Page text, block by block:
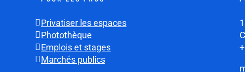
Privatiser les espaces
Photothèque
Emplois et stages
Marchés publics